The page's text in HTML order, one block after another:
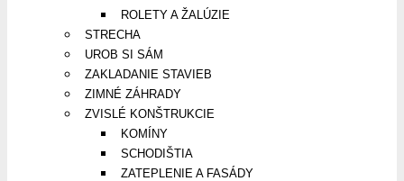
ROLETY A ŽALÚZIE
STRECHA
UROB SI SÁM
ZAKLADANIE STAVIEB
ZIMNÉ ZÁHRADY
ZVISLÉ KONŠTRUKCIE
KOMÍNY
SCHODIŠTIA
ZATEPLENIE A FASÁDY